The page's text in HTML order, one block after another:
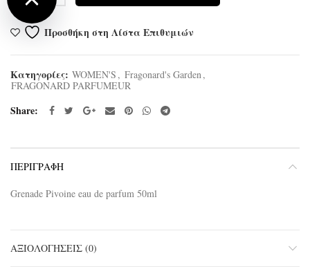
Προσθήκη στη Λίστα Επιθυμιών
Κατηγορίες: WOMEN'S , Fragonard's Garden,
FRAGONARD PARFUMEUR
Share
ΠΕΡΙΓΡΑΦΉ
Grenade Pivoine eau de parfum 50ml
ΑΞΙΟΛΟΓΉΣΕΙΣ (0)